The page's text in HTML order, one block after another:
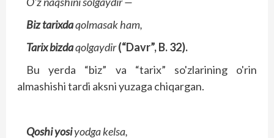
Biz tarixdaqolmasak ham,
Tarix bizdaqolgaydir(“Davr”, B. 32).
Bu yerda “biz” va “tarix” so'zlarining o'rin
almashishi tardi aksni yuzaga chiqargan.
Qoshi yosiyodga kelsa,